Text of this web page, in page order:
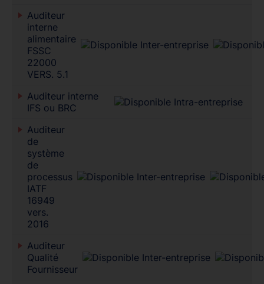
Auditeur
interne
alimentaire
FSSC
22000
VERS. 5.1
Auditeur interne
IFS ou BRC
Auditeur
de
système
de
processus
IATF
16949
vers.
2016
Auditeur
Qualité
Fournisseur